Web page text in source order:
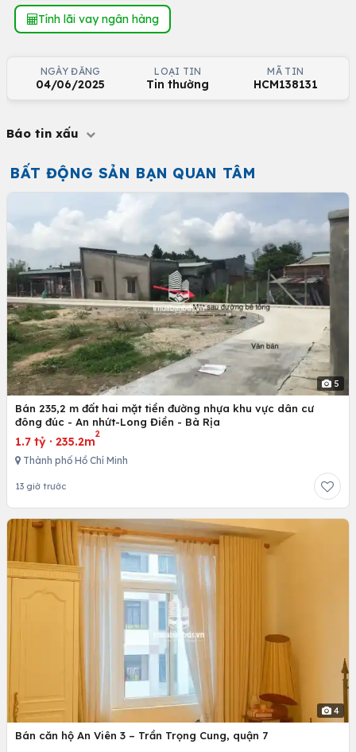
Tính lãi vay ngân hàng
NGÀY ĐĂNG
04/06/2025
LOẠI TIN
Tin thường
MÃ TIN
HCM138131
Báo tin xấu
BẤT ĐỘNG SẢN BẠN QUAN TÂM
5
Bán 235,2 m đất hai mặt tiền đường nhựa khu vực dân cư
đông đúc - An nhứt-Long Điền - Bà Rịa
1.7 tỷ · 235.2m
2
Thành phố Hồ Chí Minh
13 giờ trước
4
Bán căn hộ An Viên 3 – Trần Trọng Cung, quận 7